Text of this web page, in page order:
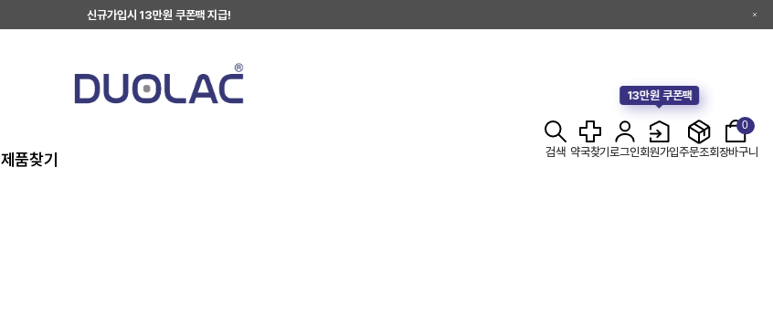
신규가입시 13만원 쿠폰팩 지급!
제품찾기 검색 약국찾기로그인
13만원 쿠폰팩
회원가입주문조회
0
장바구니